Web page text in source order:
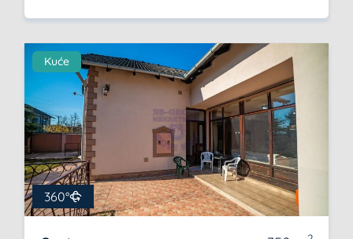
Kuće
360°